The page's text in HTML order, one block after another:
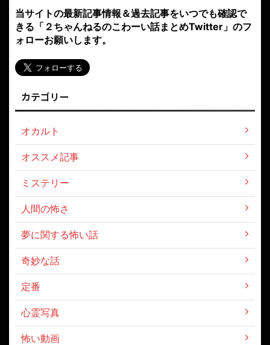
当サイトの最新記事情報＆過去記事をいつでも確認で
きる「２ちゃんねるのこわーい話まとめTwitter」のフ
ォローお願いします。
カテゴリー
オカルト
オススメ記事
ミステリー
人間の怖さ
夢に関する怖い話
奇妙な話
定番
心霊写真
怖い動画